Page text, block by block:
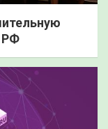
РФ